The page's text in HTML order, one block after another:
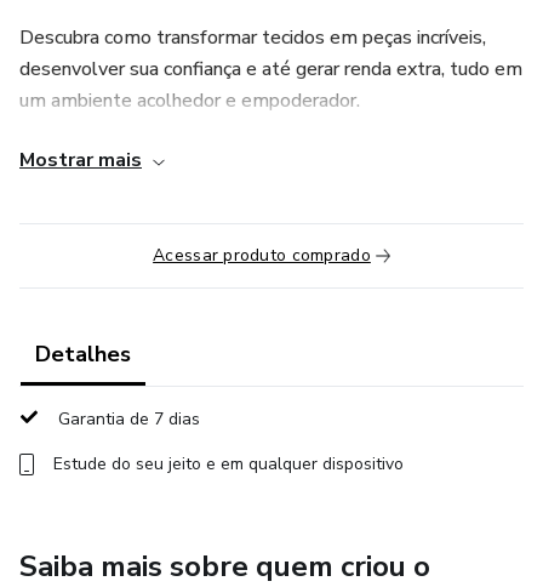
Descubra como transformar tecidos em peças incríveis,
desenvolver sua confiança e até gerar renda extra, tudo em
um ambiente acolhedor e empoderador.
No Costura 52, cada semana é uma nova oportunidade para
Mostrar mais
Acessar produto comprado
Detalhes
Garantia de 7 dias
Estude do seu jeito e em qualquer dispositivo
Saiba mais sobre quem criou o